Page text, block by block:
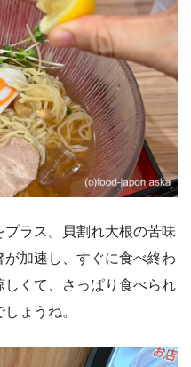
ラス。貝割れ大根の苦味
加速し、すぐに食べ終わ
くて、さっぱり食べられ
ょうね。